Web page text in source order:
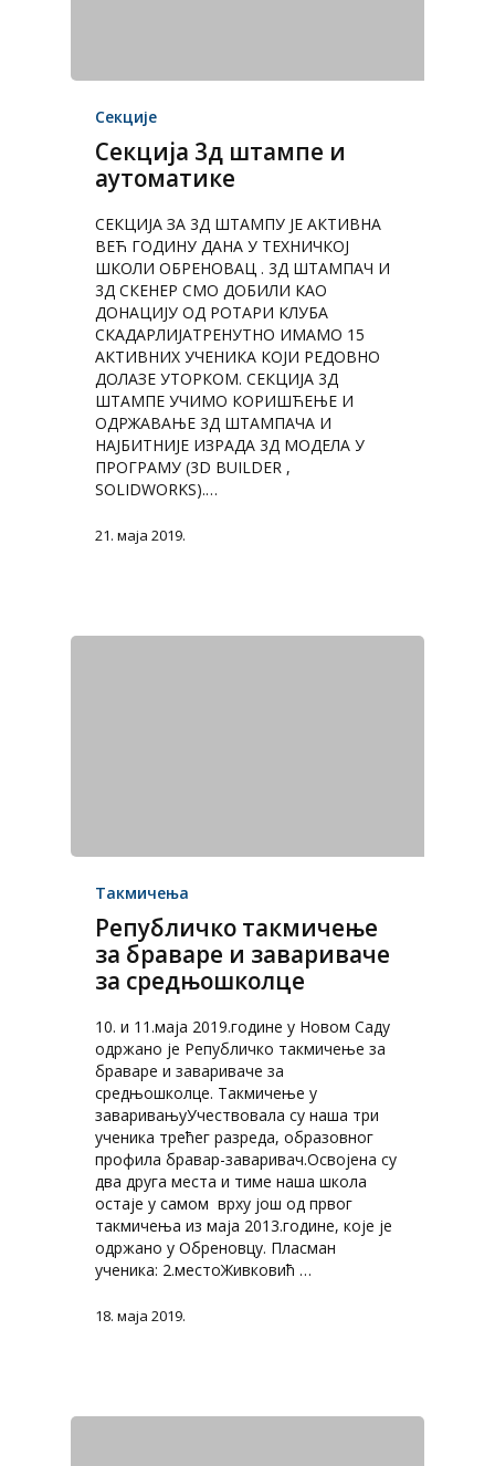
Секције
Секција 3д штампе и
аутоматике
СЕКЦИЈА ЗА 3Д ШТАМПУ ЈЕ АКТИВНА
ВЕЋ ГОДИНУ ДАНА У ТЕХНИЧКОЈ
ШКОЛИ ОБРЕНОВАЦ . 3Д ШТАМПАЧ И
3Д СКЕНЕР СМО ДОБИЛИ КАО
ДОНАЦИЈУ ОД РОТАРИ КЛУБА
СКАДАРЛИЈАТРЕНУТНО ИМАМО 15
АКТИВНИХ УЧЕНИКА КОЈИ РЕДОВНО
ДОЛАЗЕ УТОРКОМ. СЕКЦИЈA 3Д
ШТАМПЕ УЧИМО КОРИШЋЕЊЕ И
ОДРЖАВАЊЕ 3Д ШТАМПАЧА И
НАЈБИТНИЈЕ ИЗРАДА 3Д МОДЕЛА У
ПРОГРАМУ (3D BUILDER ,
SOLIDWORKS).…
21. маја 2019.
Такмичења
Републичко такмичење
за браваре и завариваче
за средњошколце
10. и 11.маја 2019.године у Новом Саду
одржано је Републичко такмичење за
браваре и завариваче за
средњошколце. Такмичење у
заваривањуУчествовала су наша три
ученика трећег разреда, образовног
профила бравар-заваривач.Освојена су
два друга места и тиме наша школа
остаје у самом врху још од првог
такмичења из маја 2013.године, које је
одржано у Обреновцу. Пласман
ученика: 2.местоЖивковић …
18. маја 2019.